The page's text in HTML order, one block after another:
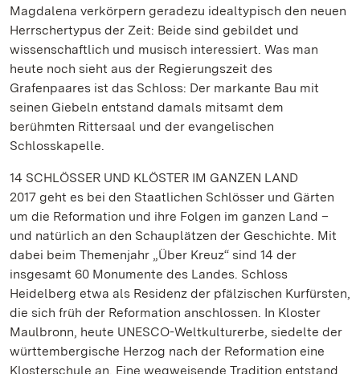
Magdalena verkörpern geradezu idealtypisch den neuen
Herrschertypus der Zeit: Beide sind gebildet und
wissenschaftlich und musisch interessiert. Was man
heute noch sieht aus der Regierungszeit des
Grafenpaares ist das Schloss: Der markante Bau mit
seinen Giebeln entstand damals mitsamt dem
berühmten Rittersaal und der evangelischen
Schlosskapelle.
14 SCHLÖSSER UND KLÖSTER IM GANZEN LAND
2017 geht es bei den Staatlichen Schlösser und Gärten
um die Reformation und ihre Folgen im ganzen Land –
und natürlich an den Schauplätzen der Geschichte. Mit
dabei beim Themenjahr „Über Kreuz“ sind 14 der
insgesamt 60 Monumente des Landes. Schloss
Heidelberg etwa als Residenz der pfälzischen Kurfürsten,
die sich früh der Reformation anschlossen. In Kloster
Maulbronn, heute UNESCO-Weltkulturerbe, siedelte der
württembergische Herzog nach der Reformation eine
Klosterschule an. Eine wegweisende Tradition entstand